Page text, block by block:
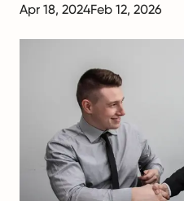
Apr 18, 2024Feb 12, 2026